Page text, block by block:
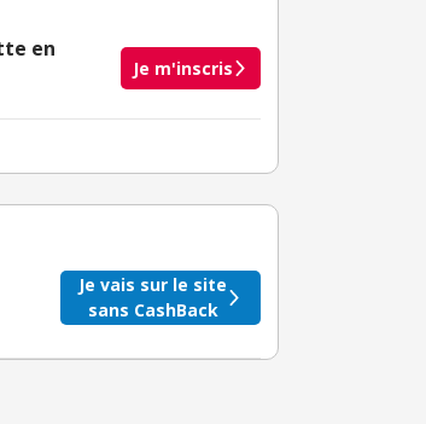
en
Je m'inscris
le téléchargement de l'alerte
Je vais sur le site
sans CashBack